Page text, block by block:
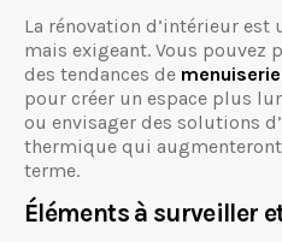
La rénovation d’intérieur
mais exigeant. Vous pouvez
des tendances de
pour créer un espace plus
ou envisager des solutions
thermique qui
terme.
Éléments à surveiller